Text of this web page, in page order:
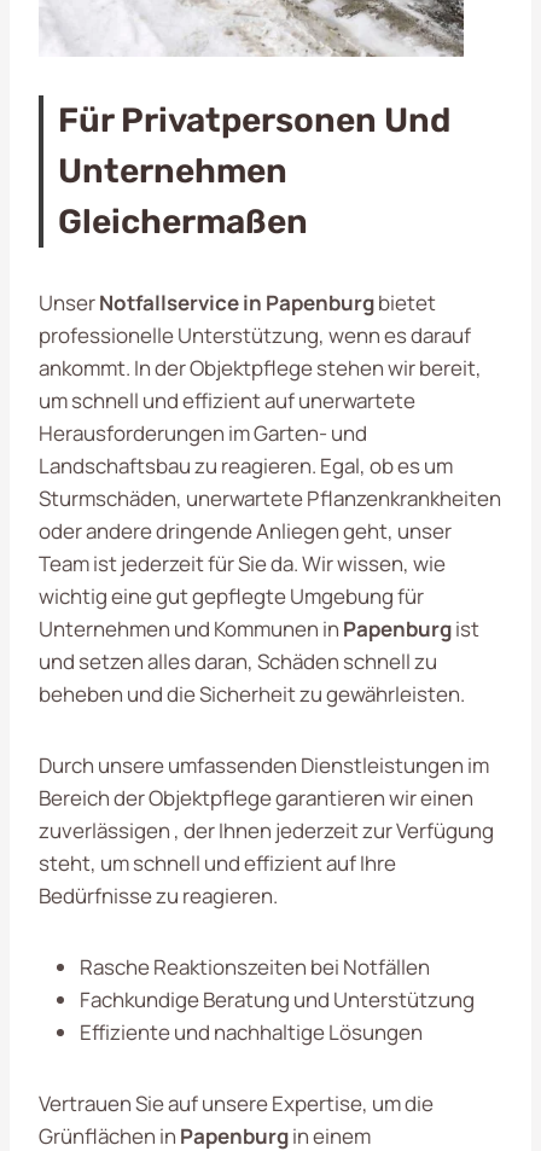
Für Privatpersonen Und
Unternehmen
Gleichermaßen
UnserNotfallservice in Papenburgbietet
professionelle Unterstützung, wenn es darauf
ankommt. In der Objektpflege stehen wir bereit,
um schnell und effizient auf unerwartete
Herausforderungen im Garten- und
Landschaftsbau zu reagieren. Egal, ob es um
Sturmschäden, unerwartete Pflanzenkrankheiten
oder andere dringende Anliegen geht, unser
Team ist jederzeit für Sie da. Wir wissen, wie
wichtig eine gut gepflegte Umgebung für
Unternehmen und Kommunen in Papenburgist
und setzen alles daran, Schäden schnell zu
beheben und die Sicherheit zu gewährleisten.
Durch unsere umfassenden Dienstleistungen im
Bereich der Objektpflege garantieren wir einen
zuverlässigen , der Ihnen jederzeit zur Verfügung
steht, um schnell und effizient auf Ihre
Bedürfnisse zu reagieren.
Rasche Reaktionszeiten bei Notfällen
Fachkundige Beratung und Unterstützung
Effiziente und nachhaltige Lösungen
Vertrauen Sie auf unsere Expertise, um die
Grünflächen in Papenburgin einem